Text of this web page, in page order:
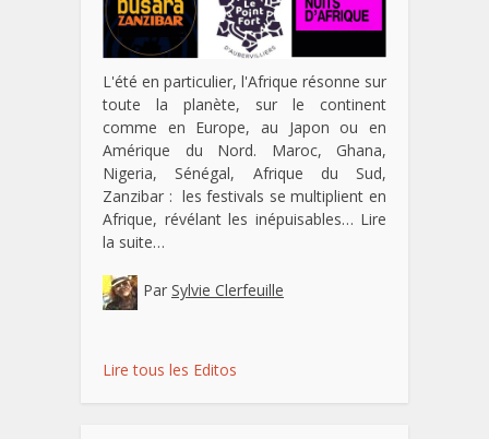
L'été en particulier, l'Afrique résonne sur
toute la planète, sur le continent
comme en Europe, au Japon ou en
Amérique du Nord. Maroc, Ghana,
Nigeria, Sénégal, Afrique du Sud,
Zanzibar : les festivals se multiplient en
Afrique, révélant les inépuisables… Lire
la suite…
Par Sylvie Clerfeuille
Lire tous les Editos